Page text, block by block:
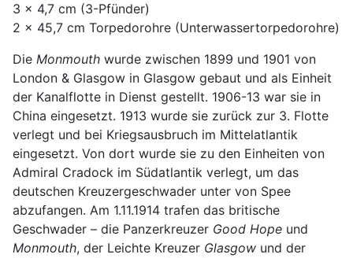
3 x 4,7 cm (3-Pfünder)
2 x 45,7 cm Torpedorohre (Unterwassertorpedorohre)
Die Monmouth wurde zwischen 1899 und 1901 von
London & Glasgow in Glasgow gebaut und als Einheit
der Kanalflotte in Dienst gestellt. 1906-13 war sie in
China eingesetzt. 1913 wurde sie zurück zur 3. Flotte
verlegt und bei Kriegsausbruch im Mittelatlantik
eingesetzt. Von dort wurde sie zu den Einheiten von
Admiral Cradock im Südatlantik verlegt, um das
deutschen Kreuzergeschwader unter von Spee
abzufangen. Am 1.11.1914 trafen das britische
Geschwader – die Panzerkreuzer Good Hope und
Monmouth, der Leichte Kreuzer Glasgow und der